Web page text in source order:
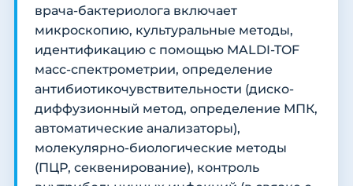
врача-бактериолога включает
микроскопию, культуральные методы,
идентификацию с помощью MALDI-TOF
масс-спектрометрии, определение
антибиотикочувствительности (диско-
диффузионный метод, определение МПК,
автоматические анализаторы),
молекулярно-биологические методы
(ПЦР, секвенирование), контроль